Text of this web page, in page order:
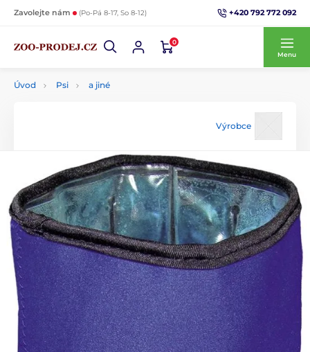
Zavolejte nám (Po-Pá 8-17, So 8-12) +420 792 772 092
0
Menu
Úvod Psi a jiné
Výrobce